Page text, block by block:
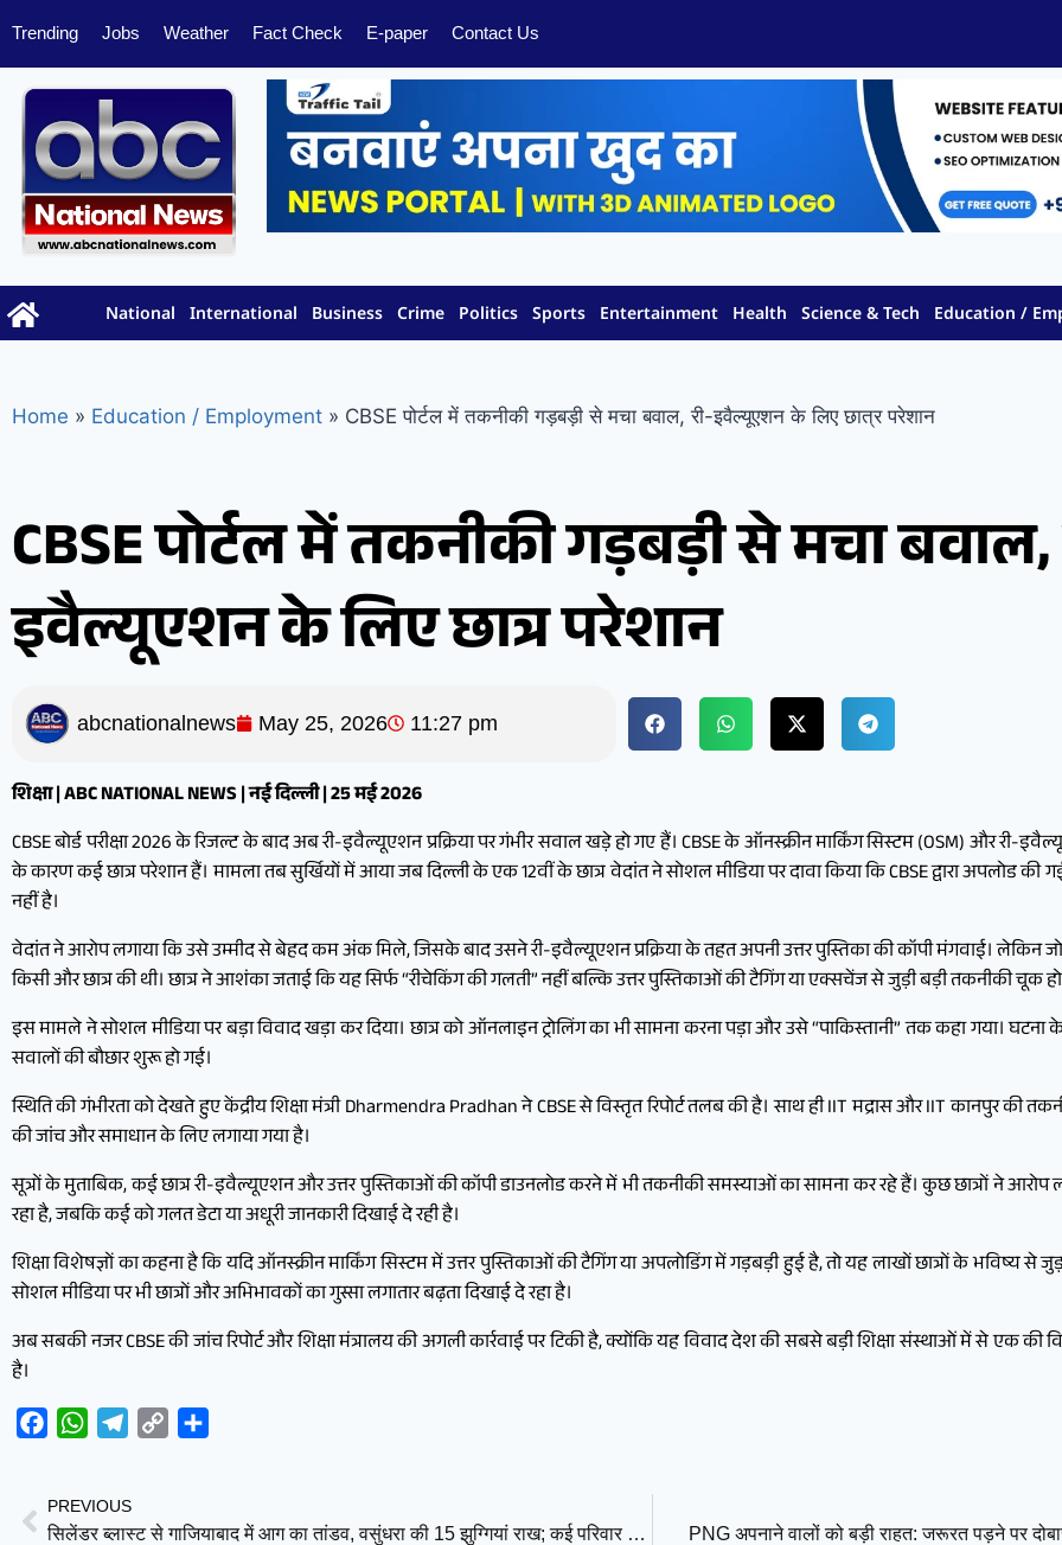
Trending Jobs Weather Fact Check E-paper Contact Us
National International Business Crime Politics Sports Entertainment Health Science & Tech Education /
Home » Education / Employment » CBSE पोर्टल में तकनीकी गड़बड़ी से मचा बवाल, री-इवैल्यूएशन के लिए छात्र परेशान
CBSE पोर्टल में तकनीकी गड़बड़ी से मचा बवाल,
इवैल्यूएशन के लिए छात्र परेशान
abcnationalnews May 25, 2026 11:27 pm
शिक्षा | ABC NATIONAL NEWS | नई दिल्ली | 25 मई 2026
CBSE बोर्ड परीक्षा 2026 के रिजल्ट के बाद अब री-इवैल्यूएशन प्रक्रिया पर गंभीर सवाल खड़े हो गए हैं। CBSE के ऑनस्क्रीन मार्किंग सिस्टम (OSM) और री-
के कारण कई छात्र परेशान हैं। मामला तब सुर्खियों में आया जब दिल्ली के एक 12वीं के छात्र वेदांत ने सोशल मीडिया पर दावा किया कि CBSE द्वारा अपलोड की
नहीं है।
वेदांत ने आरोप लगाया कि उसे उम्मीद से बेहद कम अंक मिले, जिसके बाद उसने री-इवैल्यूएशन प्रक्रिया के तहत अपनी उत्तर पुस्तिका की कॉपी मंगवाई। लेकिन
किसी और छात्र की थी। छात्र ने आशंका जताई कि यह सिर्फ “रीचेकिंग की गलती” नहीं बल्कि उत्तर पुस्तिकाओं की टैगिंग या एक्सचेंज से जुड़ी बड़ी तकनीकी चूक
इस मामले ने सोशल मीडिया पर बड़ा विवाद खड़ा कर दिया। छात्र को ऑनलाइन ट्रोलिंग का भी सामना करना पड़ा और उसे “पाकिस्तानी” तक कहा गया। घटना
सवालों की बौछार शुरू हो गई।
स्थिति की गंभीरता को देखते हुए केंद्रीय शिक्षा मंत्री Dharmendra Pradhan ने CBSE से विस्तृत रिपोर्ट तलब की है। साथ ही IIT मद्रास और IIT कानपुर की
की जांच और समाधान के लिए लगाया गया है।
सूत्रों के मुताबिक, कई छात्र री-इवैल्यूएशन और उत्तर पुस्तिकाओं की कॉपी डाउनलोड करने में भी तकनीकी समस्याओं का सामना कर रहे हैं। कुछ छात्रों ने आरोप
रहा है, जबकि कई को गलत डेटा या अधूरी जानकारी दिखाई दे रही है।
शिक्षा विशेषज्ञों का कहना है कि यदि ऑनस्क्रीन मार्किंग सिस्टम में उत्तर पुस्तिकाओं की टैगिंग या अपलोडिंग में गड़बड़ी हुई है, तो यह लाखों छात्रों के भविष्य से
सोशल मीडिया पर भी छात्रों और अभिभावकों का गुस्सा लगातार बढ़ता दिखाई दे रहा है।
अब सबकी नजर CBSE की जांच रिपोर्ट और शिक्षा मंत्रालय की अगली कार्रवाई पर टिकी है, क्योंकि यह विवाद देश की सबसे बड़ी शिक्षा संस्थाओं में से एक की
है।
FacebookWhatsAppTelegram
Copy
PREVIOUS
सिलेंडर ब्लास्ट से गाजियाबाद में आग का तांडव, वसुंधरा की 15 झुग्गियां राख; कई परिवार सड़क पर PNG अपनाने वालों को बड़ी राहत: जरूरत पड़ने पर